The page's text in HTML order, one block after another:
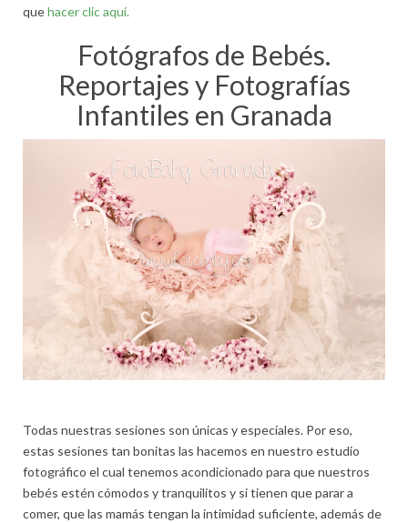
quehacer clic aquí.
Fotógrafos de Bebés.
Reportajes y Fotografías
Infantiles en Granada
Todas nuestras sesiones son únicas y especiales. Por eso,
estas sesiones tan bonitas las hacemos en nuestro estudio
fotográfico el cual tenemos acondicionado para que nuestros
bebés estén cómodos y tranquilitos y si tienen que parar a
comer, que las mamás tengan la intimidad suficiente, además de